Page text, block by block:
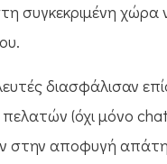
συγκεκριμένη χώρα
διασφάλισαν
(όχι μόνο
στην αποφυγή